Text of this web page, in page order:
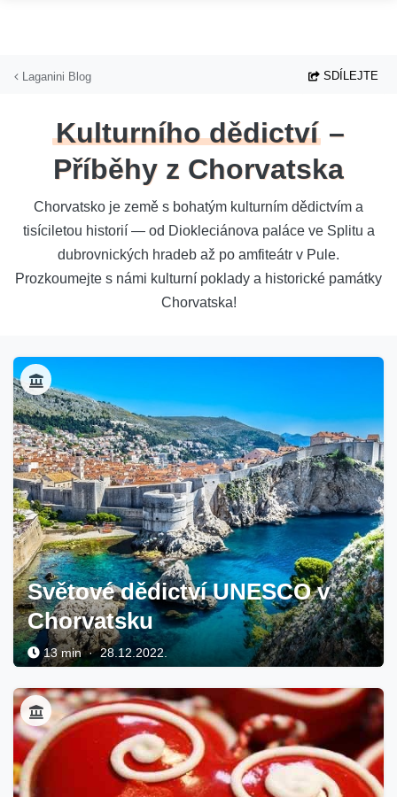
Laganini Blog SDÍLEJTE
Kulturního dědictví–
Příběhy z Chorvatska
Chorvatsko je země s bohatým kulturním dědictvím a
tisíciletou historií — od Diokleciánova paláce ve Splitu a
dubrovnických hradeb až po amfiteátr v Pule.
Prozkoumejte s námi kulturní poklady a historické památky
Chorvatska!
Světové dědictví UNESCO v
Chorvatsku
13 min · 28.12.2022.